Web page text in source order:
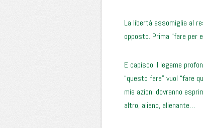
La libertà assomiglia al
opposto. Prima “fare per
E capisco il legame
“questo fare” vuol “fare
mie azioni dovranno
altro, alieno, alienante…